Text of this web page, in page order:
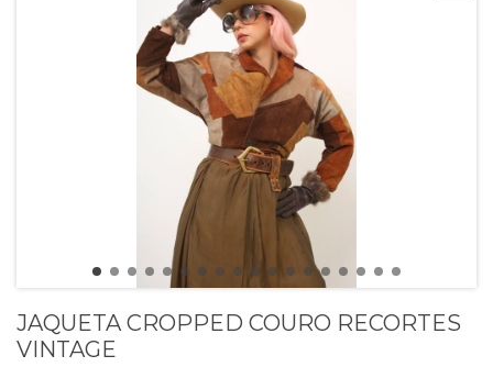
JAQUETA CROPPED COURO RECORTES
VINTAGE